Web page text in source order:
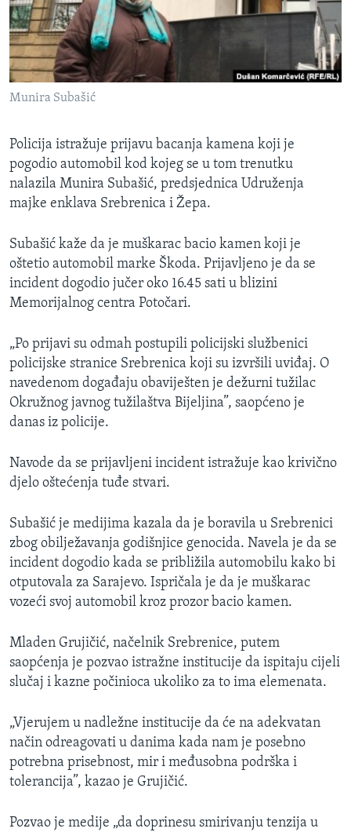
MAGAZIN
O GLASU AMERIKE
Learning English
Jezici
Munira Subašić
Policija istražuje prijavu bacanja kamena koji je
pogodio automobil kod kojeg se u tom trenutku
nalazila Munira Subašić, predsjednica Udruženja
majke enklava Srebrenica i Žepa.
Subašić kaže da je muškarac bacio kamen koji je
oštetio automobil marke Škoda. Prijavljeno je da se
incident dogodio jučer oko 16.45 sati u blizini
Memorijalnog centra Potočari.
„Po prijavi su odmah postupili policijski službenici
policijske stranice Srebrenica koji su izvršili uviđaj. O
navedenom događaju obaviješten je dežurni tužilac
Okružnog javnog tužilaštva Bijeljina”, saopćeno je
danas iz policije.
Navode da se prijavljeni incident istražuje kao krivično
djelo oštećenja tuđe stvari.
Subašić je medijima kazala da je boravila u Srebrenici
zbog obilježavanja godišnjice genocida. Navela je da se
incident dogodio kada se približila automobilu kako bi
otputovala za Sarajevo. Ispričala je da je muškarac
vozeći svoj automobil kroz prozor bacio kamen.
Mladen Grujičić, načelnik Srebrenice, putem
saopćenja je pozvao istražne institucije da ispitaju cijeli
slučaj i kazne počinioca ukoliko za to ima elemenata.
„Vjerujem u nadležne institucije da će na adekvatan
način odreagovati u danima kada nam je posebno
potrebna prisebnost, mir i međusobna podrška i
tolerancija”, kazao je Grujičić.
Pozvao je medije „da doprinesu smirivanju tenzija u